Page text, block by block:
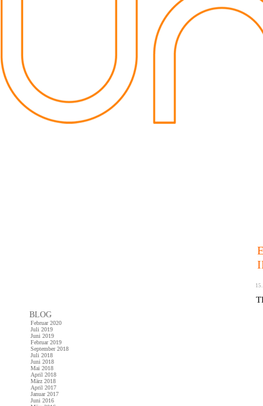
BLOG
Februar 2020
Juli 2019
Juni 2019
Februar 2019
September 2018
Juli 2018
Juni 2018
Mai 2018
April 2018
März 2018
April 2017
Januar 2017
Juni 2016